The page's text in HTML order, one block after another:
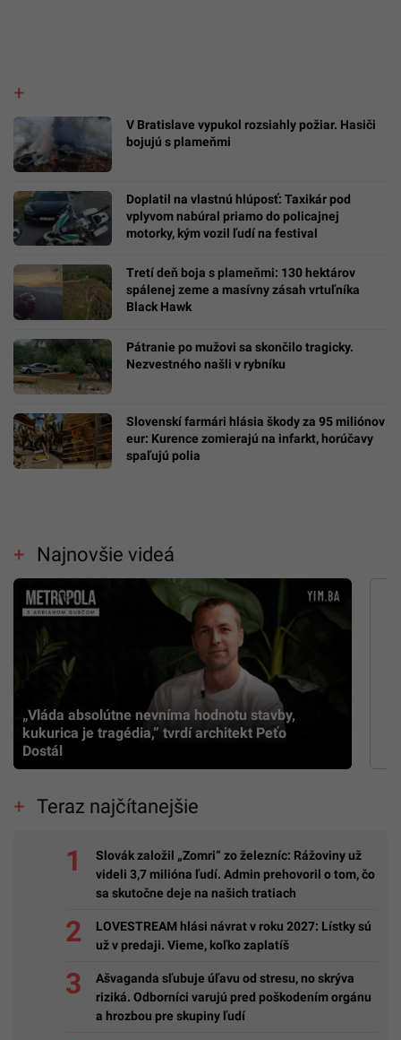
V Bratislave vypukol rozsiahly požiar. Hasiči
bojujú s plameňmi
Doplatil na vlastnú hlúposť: Taxikár pod
vplyvom nabúral priamo do policajnej
motorky, kým vozil ľudí na festival
Tretí deň boja s plameňmi: 130 hektárov
spálenej zeme a masívny zásah vrtuľníka
Black Hawk
Pátranie po mužovi sa skončilo tragicky.
Nezvestného našli v rybníku
Slovenskí farmári hlásia škody za 95 miliónov
eur: Kurence zomierajú na infarkt, horúčavy
spaľujú polia
Najnovšie videá
„Vláda absolútne nevníma hodnotu stavby,
kukurica je tragédia,” tvrdí architekt Peťo
Dostál
Teraz najčítanejšie
Slovák založil „Zomri“ zo železníc: Rážoviny už
videli 3,7 milióna ľudí. Admin prehovoril o tom, čo
sa skutočne deje na našich tratiach
LOVESTREAM hlási návrat v roku 2027: Lístky sú
už v predaji. Vieme, koľko zaplatíš
Ašvaganda sľubuje úľavu od stresu, no skrýva
riziká. Odborníci varujú pred poškodením orgánu
a hrozbou pre skupiny ľudí